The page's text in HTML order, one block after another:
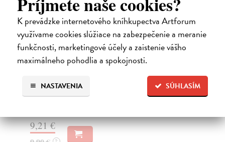
K prevádzke internetového kníhkupectva Artforum
využívame cookies slúžiace na zabezpečenie a meranie
funkčnosti, marketingové účely a zaistenie vášho
maximálneho pohodlia a spokojnosti.
SÚHLASÍM
NASTAVENIA
Nová šľachta
Kniha Nová šľachta – Papalášstvo od Mečiara po
Matoviča je odľahčeným pohľadom do smutného
Do 4 dní
4,75 €